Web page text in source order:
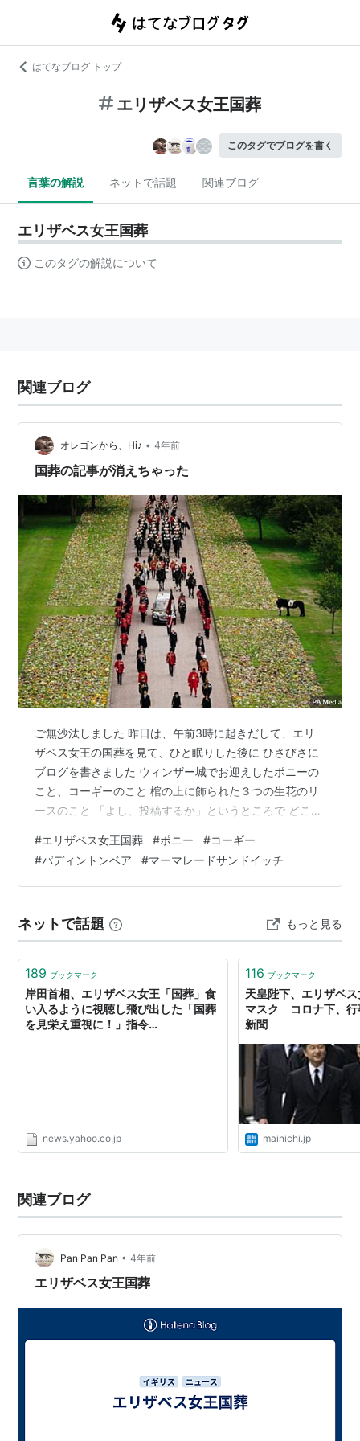
はてなブログ トップ
エリザベス女王国葬
このタグでブログを書く
言葉の解説 ネットで話題 関連ブログ
エリザベス女王国葬
このタグの解説について
関連ブログ
オレゴンから、Hi♪ • 4年前
国葬の記事が消えちゃった
ご無沙汰しました 昨日は、午前3時に起きだして、エリ
ザベス女王の国葬を見て、ひと眠りした後に ひさびさに
ブログを書きました ウィンザー城でお迎えしたポニーの
こと、コーギーのこと 棺の上に飾られた３つの生花のリ
ースのこと 「よし、投稿するか」というところで どこを
あちこちいじったけど、ダメ すぐには、もう一度同じこ
とを書く気にならず、「明日にしよう」と思ったんです
が 昨日のうちに、私が書いたことはどれもネットのニュ
もしろくなく くさっております・・・ 後で、過去記事と
して振り返った時に、思い…
#エリザベス女王国葬 #ポニー #コーギー
#パディントンベア #マーマレードサンドイッチ
ネットで話題 もっと見る
189 ブックマーク
岸田首相、エリザベス女王「国葬」食
い入るように視聴し飛び出した「国葬
を見栄え重視に！」指令
news.yahoo.co.jp
116 ブックマーク
天皇陛下、エリザベ
マスク コロナ下、行
新聞
mainichi.jp
関連ブログ
Pan Pan Pan • 4年前
エリザベス女王国葬